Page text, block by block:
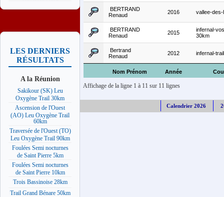
LES DERNIERS
RÉSULTATS
A la Réunion
Sakikour (SK) Leu
Oxygène Trail 30km
Ascension de l'Ouest
(AO) Leu Oxygène Trail
60km
Traversée de l'Ouest (TO)
Leu Oxygène Trail 90km
Foulées Semi nocturnes
de Saint Pierre 5km
Foulées Semi nocturnes
de Saint Pierre 10km
Trois Bassinoise 28km
Trail Grand Bénare 50km
Nom Prénom Année
BERTRAND
Renaud
2016 vallee-
BERTRAND
Renaud
2015
infernal-
30km
Bertrand
Renaud
2012 infernal-
Affichage de la ligne 1 à 11 sur 11 lignes
Calendrier 2026